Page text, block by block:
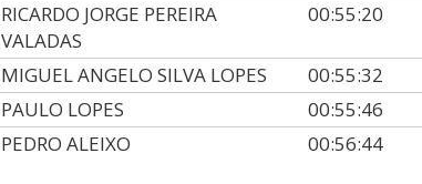
RICARDO JORGE PEREIRA
VALADAS
00:55:20
MIGUEL ANGELO SILVA LOPES 00:55:32
PAULO LOPES 00:55:46
PEDRO ALEIXO 00:56:44